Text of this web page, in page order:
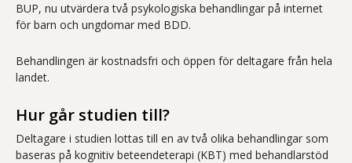
BUP, nu utvärdera två psykologiska behandlingar på internet
för barn och ungdomar med BDD.
Behandlingen är kostnadsfri och öppen för deltagare från hela
landet.
Hur går studien till?
Deltagare i studien lottas till en av två olika behandlingar som
baseras på kognitiv beteendeterapi (KBT) med behandlarstöd